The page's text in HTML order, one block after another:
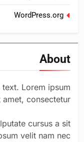
WordPress.org
About
Lorem ipsum
consectetur.
cursus a sit
velit nam nec